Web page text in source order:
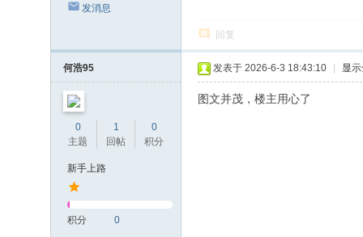
发消息
回复
何浩95
0
主题
1
回帖
0
积分
新手上路
积分 0
发表于 2026-6-3 18:43:10 显
图文并茂，楼主用心了